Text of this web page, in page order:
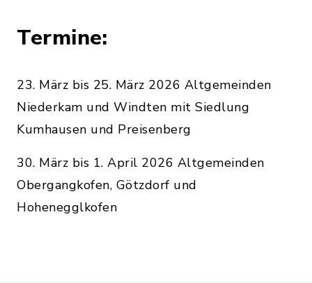
Termine:
23. März bis 25. März 2026 Altgemeinden
Niederkam und Windten mit Siedlung
Kumhausen und Preisenberg
30. März bis 1. April 2026 Altgemeinden
Obergangkofen, Götzdorf und
Hohenegglkofen